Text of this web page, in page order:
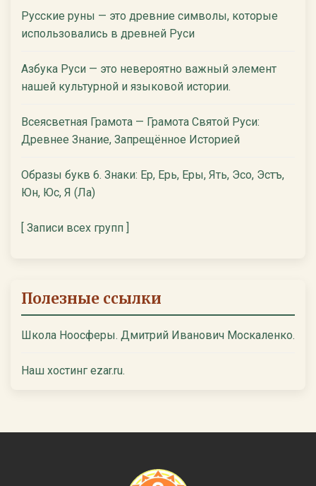
Русские руны — это древние символы, которые
использовались в древней Руси
Азбука Руси — это невероятно важный элемент
нашей культурной и языковой истории.
Всеясветная Грамота — Грамота Святой Руси:
Древнее Знание, Запрещённое Историей
Образы букв 6. Знаки: Ер, Ерь, Еры, Ять, Эсо, Эстъ,
Юн, Юс, Я (Ла)
[ Записи всех групп ]
Полезные ссылки
Школа Ноосферы. Дмитрий Иванович Москаленко.
Наш хостинг ezar.ru.